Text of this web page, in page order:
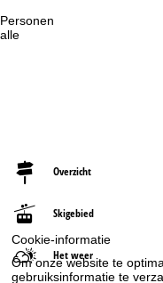
Cookie-informatie
Om onze website te
gebruiksinformatie te
Personen
alle
Overzicht
Skigebied
Het weer